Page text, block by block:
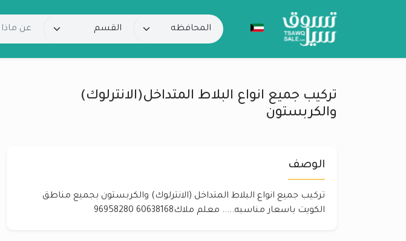
تركيب جميع انواع البلاط المتداخل(الانترلوك)
والكربستون
الوصف
تركيب جميع انواع البلاط المتداخل (الانترلوك) والكربستون بجميع مناطق
الكويت باسعار مناسبه..... معلم ملاك60638168 96958280